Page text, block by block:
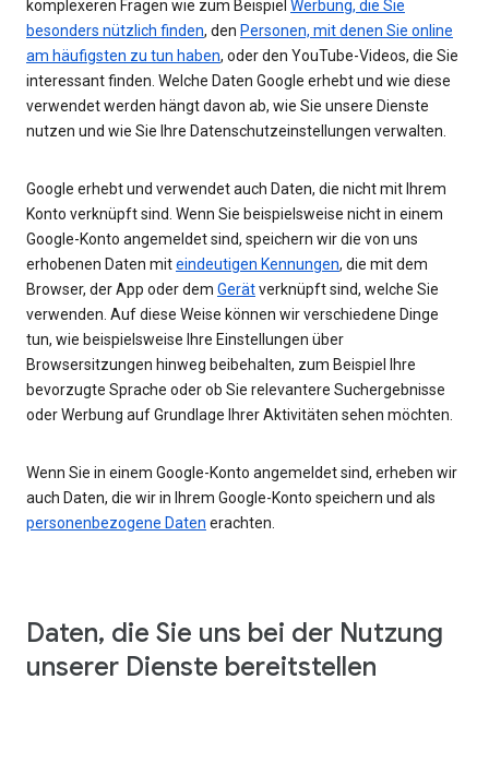
komplexeren Fragen wie zum Beispiel Werbung, die Sie
besonders nützlich finden, den Personen, mit denen Sie online
am häufigsten zu tun haben, oder den YouTube-Videos, die Sie
interessant finden. Welche Daten Google erhebt und wie diese
verwendet werden hängt davon ab, wie Sie unsere Dienste
nutzen und wie Sie Ihre Datenschutzeinstellungen verwalten.
Google erhebt und verwendet auch Daten, die nicht mit Ihrem
Konto verknüpft sind. Wenn Sie beispielsweise nicht in einem
Google-Konto angemeldet sind, speichern wir die von uns
erhobenen Daten miteindeutigen Kennungen, die mit dem
Browser, der App oder dem Gerätverknüpft sind, welche Sie
verwenden. Auf diese Weise können wir verschiedene Dinge
tun, wie beispielsweise Ihre Einstellungen über
Browsersitzungen hinweg beibehalten, zum Beispiel Ihre
bevorzugte Sprache oder ob Sie relevantere Suchergebnisse
oder Werbung auf Grundlage Ihrer Aktivitäten sehen möchten.
Wenn Sie in einem Google-Konto angemeldet sind, erheben wir
auch Daten, die wir in Ihrem Google-Konto speichern und als
personenbezogene Daten erachten.
Daten, die Sie uns bei der Nutzung
unserer Dienste bereitstellen